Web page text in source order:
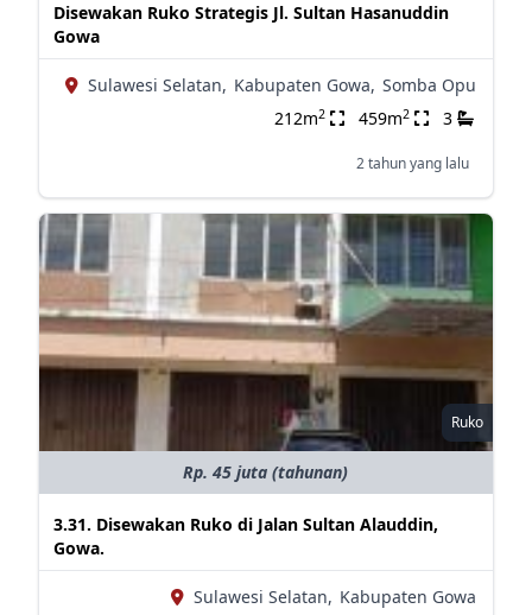
Disewakan Ruko Strategis Jl. Sultan Hasanuddin
Gowa
Sulawesi Selatan, Kabupaten Gowa, Somba Opu
212m2 459m2 3
2 tahun yang lalu
Ruko
Rp. 45 juta (tahunan)
3.31. Disewakan Ruko di Jalan Sultan Alauddin,
Gowa.
Sulawesi Selatan, Kabupaten Gowa